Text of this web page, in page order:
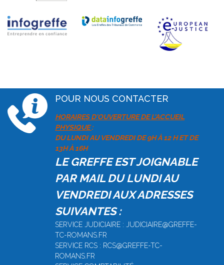
POUR NOUS CONTACTER
HORAIRES D'OUVERTURE DE L'ACCUEIL
PHYSIQUE:
DU LUNDI AU VENDREDI DE 9H À 12 H ET DE
13H À 16H
LE GREFFE EST JOIGNABLE
PAR MAIL DU LUNDI AU
VENDREDI AUX ADRESSES
SUIVANTES :
SERVICE JUDICIAIRE : JUDICIAIRE@GREFFE-
TC-ROMANS.FR
SERVICE RCS : RCS@GREFFE-TC-
ROMANS.FR